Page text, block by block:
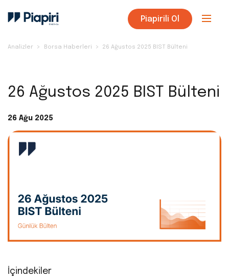
Piapirili Ol
Analizler Borsa Haberleri 26 Ağustos 2025 BIST Bülteni
26 Ağustos 2025 BIST Bülteni
26 Ağu 2025
İçindekiler